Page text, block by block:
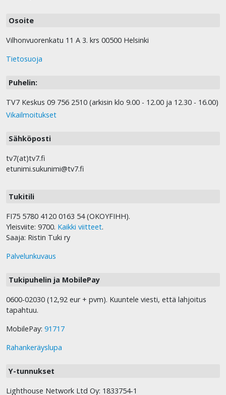
Osoite
Vilhonvuorenkatu 11 A 3. krs 00500 Helsinki
Tietosuoja
Puhelin:
TV7 Keskus 09 756 2510 (arkisin klo 9.00 - 12.00 ja 12.30 - 16.00)
Vikailmoitukset
Sähköposti
tv7(at)tv7.fi
etunimi.sukunimi@tv7.fi
Tukitili
FI75 5780 4120 0163 54 (OKOYFIHH).
Yleisviite: 9700. Kaikki viitteet.
Saaja: Ristin Tuki ry
Palvelunkuvaus
Tukipuhelin ja MobilePay
0600-02030 (12,92 eur + pvm). Kuuntele viesti, että lahjoitus
tapahtuu.
MobilePay: 91717
Rahankeräyslupa
Y-tunnukset
Lighthouse Network Ltd Oy: 1833754-1